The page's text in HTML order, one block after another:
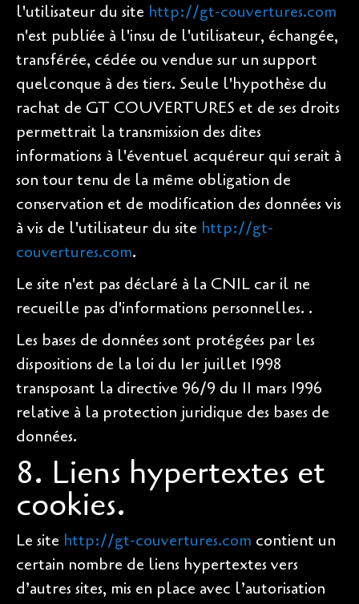
l'utilisateur du site http://gt-couvertures.com
n'est publiée à l'insu de l'utilisateur, échangée,
transférée, cédée ou vendue sur un support
quelconque à des tiers. Seule l'hypothèse du
rachat de GT COUVERTURES et de ses droits
permettrait la transmission des dites
informations à l'éventuel acquéreur qui serait à
son tour tenu de la même obligation de
conservation et de modification des données vis
à vis de l'utilisateur du site http://gt-
couvertures.com.
Le site n'est pas déclaré à la CNIL car il ne
recueille pas d'informations personnelles. .
Les bases de données sont protégées par les
dispositions de la loi du 1er juillet 1998
transposant la directive 96/9 du 11 mars 1996
relative à la protection juridique des bases de
données.
8. Liens hypertextes et
cookies.
Le site http://gt-couvertures.com contient un
certain nombre de liens hypertextes vers
d’autres sites, mis en place avec l’autorisation